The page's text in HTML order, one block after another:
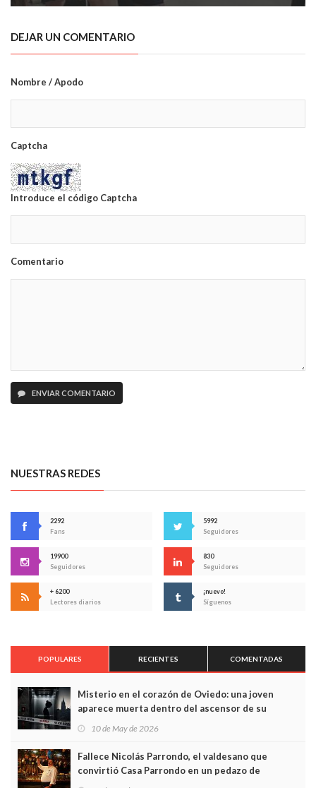
DEJAR UN COMENTARIO
Nombre / Apodo
Captcha
Introduce el código Captcha
Comentario
ENVIAR COMENTARIO
NUESTRAS REDES
2292
Fans
5992
Seguidores
19900
Seguidores
830
Seguidores
+ 6200
Lectores diarios
¡nuevo!
Síguenos
POPULARES RECIENTES COMENTADAS
Misterio en el corazón de Oviedo: una joven
aparece muerta dentro del ascensor de su
edificio y las cámaras captan sus últimos minutos
10 de May de 2026
Fallece Nicolás Parrondo, el valdesano que
convirtió Casa Parrondo en un pedazo de
Asturias en Madrid